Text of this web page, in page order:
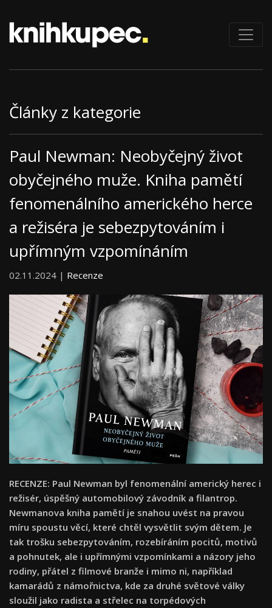
Články z kategorie
Paul Newman: Neobyčejný život
obyčejného muže. Kniha pamětí
fenomenálního amerického herce
a režiséra je sebezpytováním i
upřímným vzpomínáním
02.11.2024 | Recenze
RECENZE: Paul Newman byl fenomenální americký herec i
režisér, úspěšný automobilový závodník a filantrop.
Newmanova kniha pamětí je snahou uvést na pravou
míru spoustu věcí, které chtěl vysvětlit svým dětem. Je
tak trošku sebezpytováním, rozebíráním pocitů, motivů
a pohnutek, ale i upřímnými vzpomínkami a názory jeho
rodiny, přátel z filmové branže i mimo ni, například
kamarádů z námořnictva, kde za druhé světové války
sloužil jako radista a střelec na torpédových